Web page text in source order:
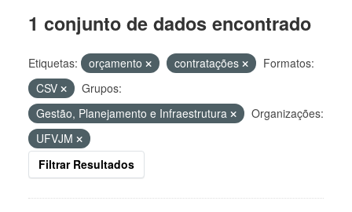
1 conjunto de dados encontrado
Etiquetas: orçamento contratações
Formatos:
CSV
Grupos:
Gestão, Planejamento e Infraestrutura
Organizações:
UFVJM
Filtrar Resultados